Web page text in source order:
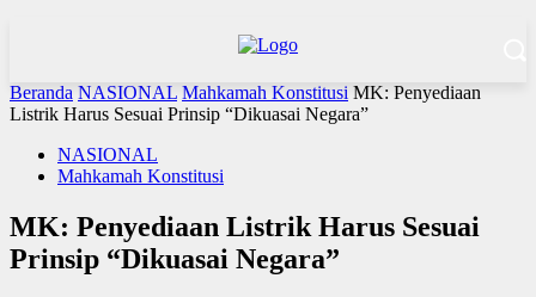
Beranda NASIONAL Mahkamah Konstitusi MK: Penyediaan
Listrik Harus Sesuai Prinsip “Dikuasai Negara”
NASIONAL
Mahkamah Konstitusi
MK: Penyediaan Listrik Harus Sesuai
Prinsip “Dikuasai Negara”